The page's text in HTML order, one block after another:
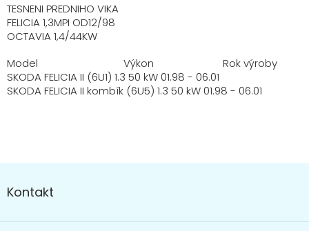
TESNENI PREDNIHO VIKA
FELICIA 1,3MPI OD12/98
OCTAVIA 1,4/44KW
Model Výkon Rok výroby
SKODA FELICIA II (6U1) 1.3 50 kW 01.98 - 06.01
SKODA FELICIA II kombík (6U5) 1.3 50 kW 01.98 - 06.01
á
pKontakt